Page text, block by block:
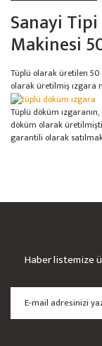
Sanayi
Makinesi
Tüplü olarak üretilen 50
olarak üretilmiş ızgara
Tüplü döküm
döküm olarak
garantili olarak
yetersiz
Ürün resmi
Ürün
Ürün bilgilerinde
Ürün fiyatı
Haber listemize